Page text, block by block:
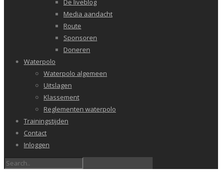
De liveblog
Media aandacht
Route
Sponsoren
Doneren
Waterpolo
Waterpolo algemeen
Uitslagen
Klassement
Reglementen waterpolo
Trainingstijden
Contact
Inloggen